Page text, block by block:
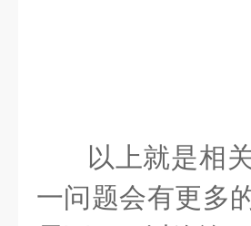
以上就是相
一问题会有更多